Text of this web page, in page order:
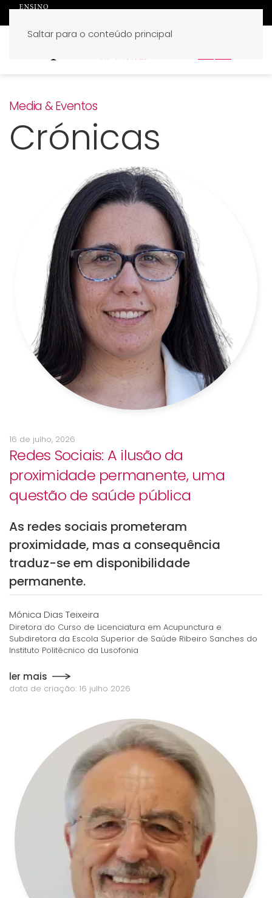
Saltar para o conteúdo principal
Media & Eventos
Crónicas
16 de julho, 2026
Redes Sociais: A ilusão da
proximidade permanente, uma
questão de saúde pública
As redes sociais prometeram
proximidade, mas a consequência
traduz-se em disponibilidade
permanente.
Mónica Dias Teixeira
Diretora do Curso de Licenciatura em Acupunctura e
Subdiretora da Escola Superior de Saúde Ribeiro Sanches do
Instituto Politécnico da Lusofonia
ler mais
data de criação: 16 julho 2026